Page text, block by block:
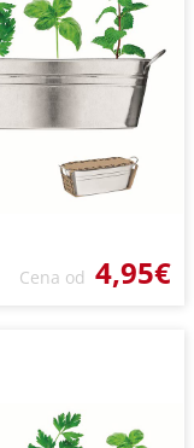
Cena od 4,95€